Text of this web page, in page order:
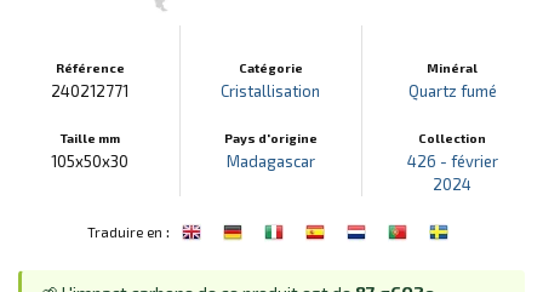
Référence
240212771
Taille mm
105x50x30
Catégorie
Cristallisation
Pays d'origine
Madagascar
Minéral
Quartz fumé
Collection
426 - février
2024
Traduire en :